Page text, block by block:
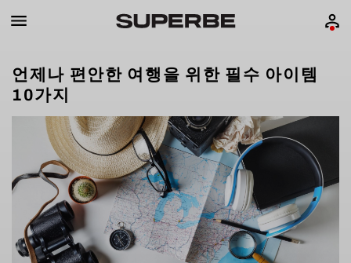
언제나 편안한 여행을 위한 필수 아이템
10가지